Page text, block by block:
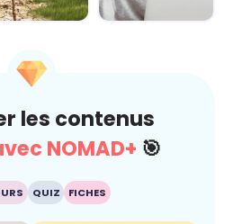
Climat
les contenus
NOMAD+ 🎯
QUIZ FICHES